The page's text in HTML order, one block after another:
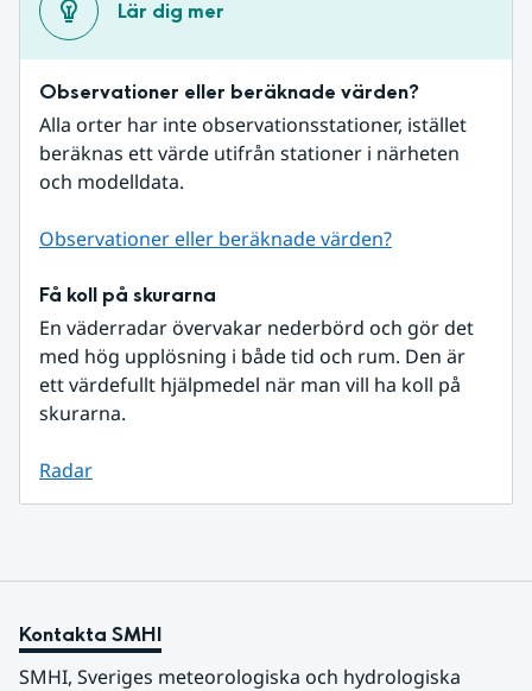
Lär dig mer
Observationer eller beräknade värden?
Alla orter har inte observationsstationer, istället
beräknas ett värde utifrån stationer i närheten
och modelldata.
Observationer eller beräknade värden?
Få koll på skurarna
En väderradar övervakar nederbörd och gör det
med hög upplösning i både tid och rum. Den är
ett värdefullt hjälpmedel när man vill ha koll på
skurarna.
Radar
Kontakta SMHI
SMHI, Sveriges meteorologiska och hydrologiska